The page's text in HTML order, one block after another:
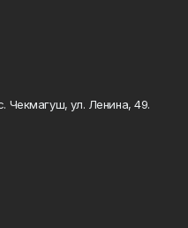
Чекмагуш, ул. Ленина, 49.